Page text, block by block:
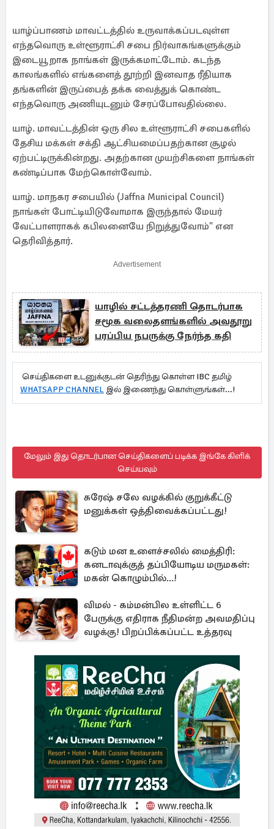
யாழ்ப்பாணம் மாவட்டத்தில் உருவாக்கப்படவுள்ள
எந்தவொரு உள்ளூராட்சி சபை நிர்வாகங்களுக்கும்
இடையூறாக நாங்கள் இருக்கமாட்டோம். கடந்த
காலங்களில் எங்களைத் தூற்றி இனவாத ரீதியாக
தங்களின் இருப்பைத் தக்க வைத்துக் கொண்ட
எந்தவொரு அணியுடனும் சேரப்போவதில்லை.
யாழ். மாவட்டத்தின் ஒரு சில உள்ளூராட்சி சபைகளில்
தேசிய மக்கள் சக்தி ஆட்சியமைப்பதற்கான சூழல்
ஏற்பட்டிருக்கின்றது. அதற்கான முயற்சிகளை நாங்கள்
கண்டிப்பாக மேற்கொள்வோம்.
யாழ். மாநகர சபையில் (Jaffna Municipal Council)
நாங்கள் போட்டியிடுவோமாக இருந்தால் மேயர்
வேட்பாளராகக் கபிலனையே நிறுத்துவோம்" என
தெரிவித்தார்.
Advertisement
யாழில் சட்டத்தரணி தொடர்பாக
சமூக வலைதளங்களில் அவதூறு
பரப்பிய நபருக்கு நேர்ந்த கதி
செய்திகளை உடனுக்குடன் தெரிந்து கொள்ள IBC தமிழ்
WHATSAPP CHANNEL இல் இணைந்து கொள்ளுங்கள்...!
மேலும் இது தொடர்பான செய்திகளைப் படிக்க இங்கே கிளிக்
செய்யவும்
சுரேஷ் சலே வழக்கில் குறுக்கீட்டு
மனுக்கள் ஒத்திவைக்கப்பட்டது!
கடும் மன உளைச்சலில் மைத்திரி:
கனடாவுக்குத் தப்பியோடிய மருமகள்:
மகன் கொழும்பில்...!
விமல் - கம்மன்பில உள்ளிட்ட 6
பேருக்கு எதிராக நீதிமன்ற அவமதிப்பு
வழக்கு! பிறப்பிக்கப்பட்ட உத்தரவு